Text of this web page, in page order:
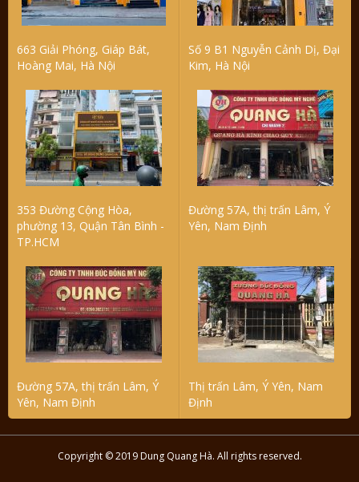
663 Giải Phóng, Giáp Bát,
Hoàng Mai, Hà Nội
Số 9 B1 Nguyễn Cảnh Dị, Đại
Kim, Hà Nội
353 Đường Cộng Hòa,
phường 13, Quận Tân Bình -
TP.HCM
Đường 57A, thị trấn Lâm, Ý
Yên, Nam Định
Đường 57A, thị trấn Lâm, Ý
Yên, Nam Định
Thị trấn Lâm, Ý Yên, Nam
Định
Copyright © 2019 Dung Quang Hà. All rights reserved.